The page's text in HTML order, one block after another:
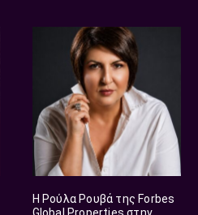
Η Ρούλα Ρουβά της Forbes